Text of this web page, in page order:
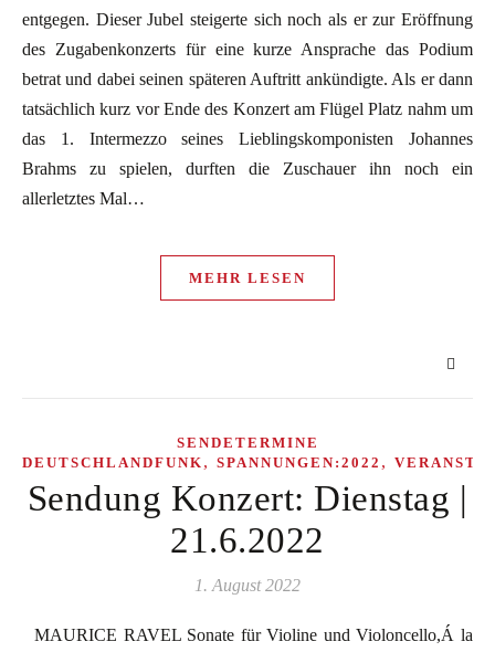
entgegen. Dieser Jubel steigerte sich noch als er zur Eröffnung
des Zugabenkonzerts für eine kurze Ansprache das Podium
betrat und dabei seinen späteren Auftritt ankündigte. Als er dann
tatsächlich kurz vor Ende des Konzert am Flügel Platz nahm um
das 1. Intermezzo seines Lieblingskomponisten Johannes
Brahms zu spielen, durften die Zuschauer ihn noch ein
allerletztes Mal…
MEHR LESEN
SENDETERMINE
DEUTSCHLANDFUNK , SPANNUNGEN:2022 ,
Sendung Konzert: Dienstag |
21.6.2022
1. August 2022
MAURICE RAVEL Sonate für Violine und Violoncello,Á la